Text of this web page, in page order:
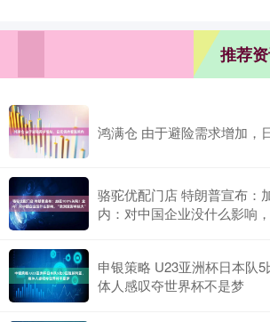
推荐
鸿满仓 由于避险需求增加，
骆驼优配门店 特朗普宣布：
内：对中国企业没什么影响
申银策略 U23亚洲杯日本队
体人感叹夺世界杯不是梦